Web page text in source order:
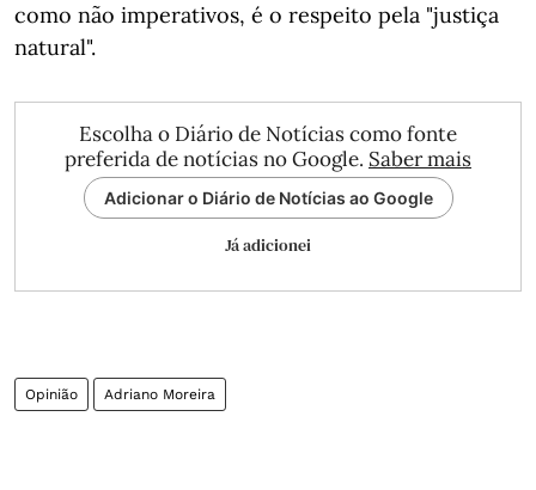
como não imperativos, é o respeito pela "justiça
natural".
Escolha o Diário de Notícias como fonte
preferida de notícias no Google. Saber mais
Adicionar o Diário de Notícias ao Google
Já adicionei
Opinião Adriano Moreira